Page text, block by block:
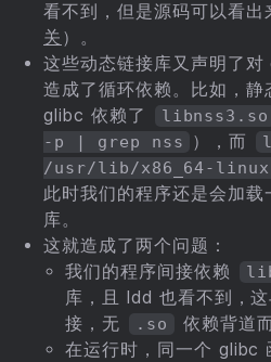
看不到，但是源码可以看出
关 ）。
这些动态链接库又声明了
造成了循环依赖。比如，
glibc 依赖了
libnss3.so
-p | grep nss
），而
/usr/lib/x86_64-
此时我们的程序还是会加
库。
这就造成了两个问题：
我们的程序间接依赖
库，且 ldd 也看不到，
接，无
.so
依赖背道
在运行时，同一个 glibc